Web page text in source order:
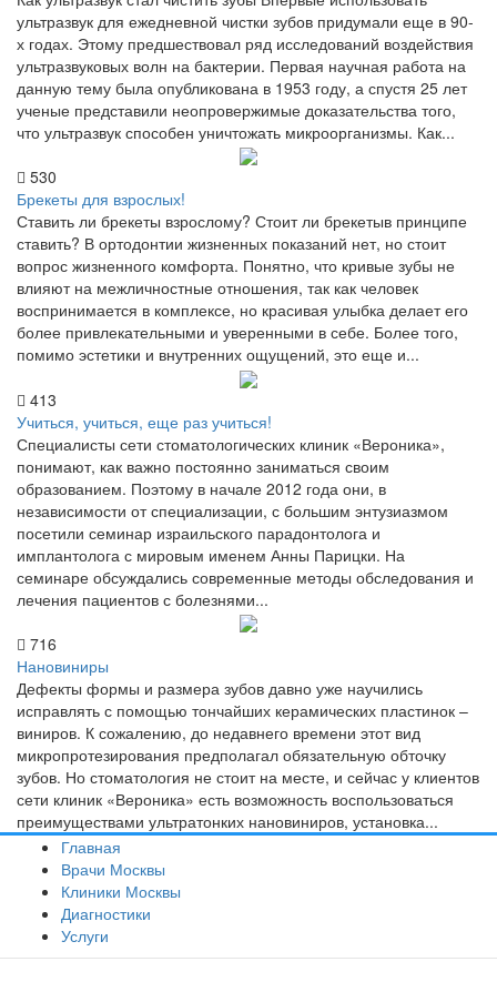
ультразвук для ежедневной чистки зубов придумали еще в 90-
х годах. Этому предшествовал ряд исследований воздействия
ультразвуковых волн на бактерии. Первая научная работа на
данную тему была опубликована в 1953 году, а спустя 25 лет
ученые представили неопровержимые доказательства того,
что ультразвук способен уничтожать микроорганизмы. Как...
530
Брекеты для взрослых!
Ставить ли брекеты взрослому? Стоит ли брекетыв принципе
ставить? В ортодонтии жизненных показаний нет, но стоит
вопрос жизненного комфорта. Понятно, что кривые зубы не
влияют на межличностные отношения, так как человек
воспринимается в комплексе, но красивая улыбка делает его
более привлекательными и уверенными в себе. Более того,
помимо эстетики и внутренних ощущений, это еще и...
413
Учиться, учиться, еще раз учиться!
Специалисты сети стоматологических клиник «Вероника»,
понимают, как важно постоянно заниматься своим
образованием. Поэтому в начале 2012 года они, в
независимости от специализации, с большим энтузиазмом
посетили семинар израильского парадонтолога и
имплантолога с мировым именем Анны Парицки. На
семинаре обсуждались современные методы обследования и
лечения пациентов с болезнями...
716
Нановиниры
Дефекты формы и размера зубов давно уже научились
исправлять с помощью тончайших керамических пластинок –
виниров. К сожалению, до недавнего времени этот вид
микропротезирования предполагал обязательную обточку
зубов. Но стоматология не стоит на месте, и сейчас у клиентов
сети клиник «Вероника» есть возможность воспользоваться
преимуществами ультратонких нановиниров, установка...
Главная
Врачи Москвы
Клиники Москвы
Диагностики
Услуги